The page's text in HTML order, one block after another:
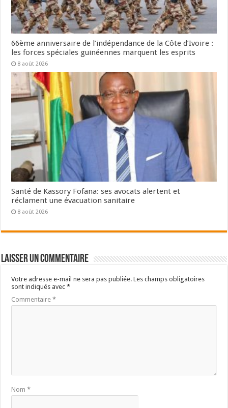
66ème anniversaire de l’indépendance de la Côte d’Ivoire :
les forces spéciales guinéennes marquent les esprits
8 août 2026
Santé de Kassory Fofana: ses avocats alertent et
réclament une évacuation sanitaire
8 août 2026
Laisser un commentaire
Votre adresse e-mail ne sera pas publiée. Les champs obligatoires
sont indiqués avec*
Commentaire*
Nom*